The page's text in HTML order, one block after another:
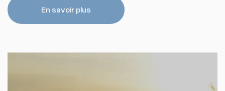
En savoir plus